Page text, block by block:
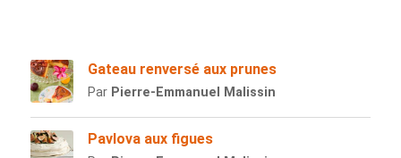
Gateau renversé aux prunes
Par Pierre-Emmanuel Malissin
Pavlova aux figues